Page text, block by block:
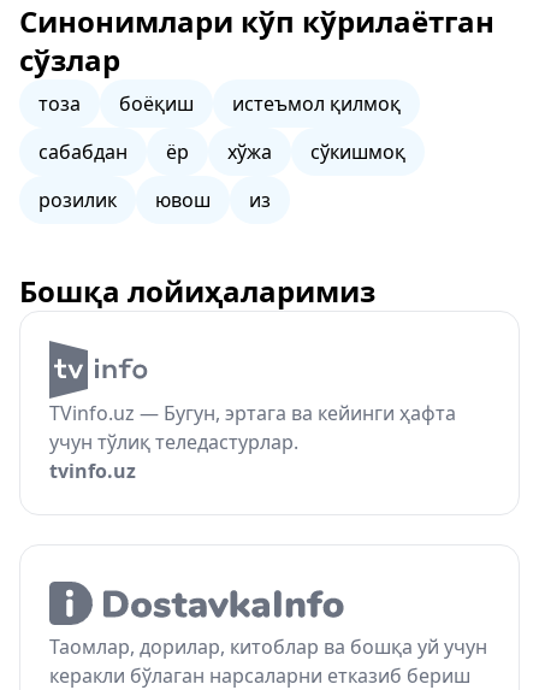
Синонимлари кўп кўрилаётган
сўзлар
тоза боёқиш
истеъмол қилмоқ
сабабдан
ёр хўжа
сўкишмоқ
розилик
ювош из
Бошқа лойиҳаларимиз
TVinfo.uz — Бугун, эртага ва кейинги ҳафта
учун тўлиқ теледастурлар.
tvinfo.uz
Таомлар, дорилар, китоблар ва бошқа уй учун
керакли бўлаган нарсаларни етказиб бериш